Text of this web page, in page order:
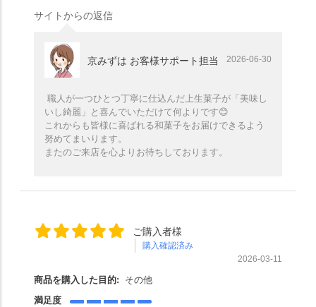
サイトからの返信
京みずは お客様サポート担当 2026-06-30
職人が一つひとつ丁寧に仕込んだ上生菓子が「美味し
いし綺麗」と喜んでいただけて何よりです😊
これからも皆様に喜ばれる和菓子をお届けできるよう
努めてまいります。
またのご来店を心よりお待ちしております。
ご購入者様
購入確認済み
2026-03-11
商品を購入した目的:
その他
満足度